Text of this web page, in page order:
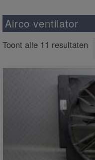
Airco ventilator
Toont alle 11 resultaten